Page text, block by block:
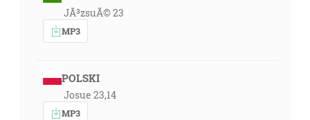
JÃ³zsuÃ© 23
MP3
POLSKI
Josue 23,14
MP3